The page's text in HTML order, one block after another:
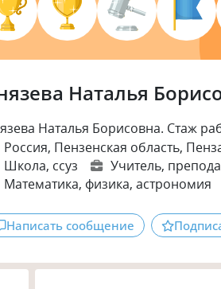
Наталья
Наталья Борисовна. Стаж
Россия, Пензенская область,
Школа, ссуз Учитель,
Математика, физика, астрономия
Написать сообщение